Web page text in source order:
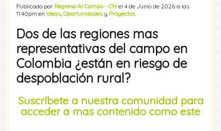
Publicado por Regreso Al Campo - CM el 4 de Junio de 2026 a las
11:40pm en Ideas, Oportunidadesy Proyectos
Dos de las regiones mas
representativas del campo en
Colombia ¿están en riesgo de
despoblación rural?
Suscríbete a nuestra comunidad para
acceder a mas contenido como este